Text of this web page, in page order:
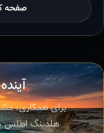
صفحه
برای همکاری،
هلدینگ اطلس